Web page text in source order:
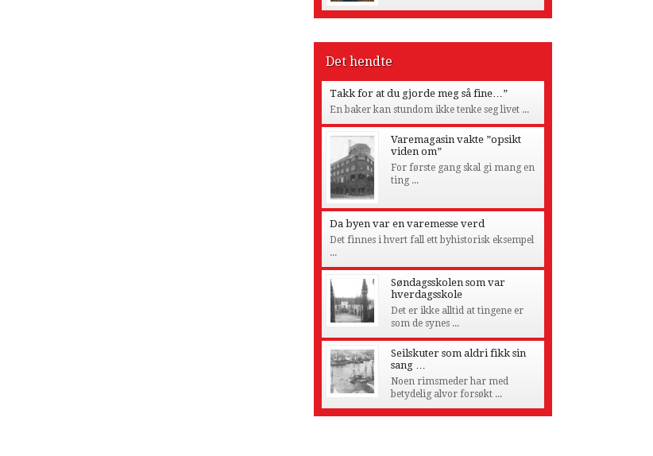
Det hendte
Takk for at du gjorde meg så fine…”
En baker kan stundom ikke tenke seg livet ...
Varemagasin vakte ”opsikt
viden om”
For første gang skal gi mang en
ting ...
Da byen var en varemesse verd
Det finnes i hvert fall ett byhistorisk eksempel
...
Søndagsskolen som var
hverdagsskole
Det er ikke alltid at tingene er
som de synes ...
Seilskuter som aldri fikk sin
sang …
Noen rimsmeder har med
betydelig alvor forsøkt ...